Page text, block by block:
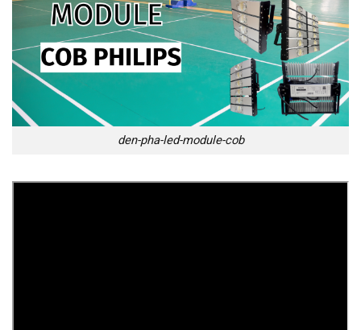
den-pha-led-module-cob